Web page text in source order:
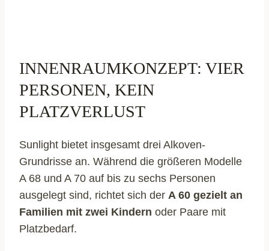
INNENRAUMKONZEPT: VIER
PERSONEN, KEIN
PLATZVERLUST
Sunlight bietet insgesamt drei Alkoven-
Grundrisse an. Während die größeren Modelle
A 68 und A 70 auf bis zu sechs Personen
ausgelegt sind, richtet sich der A 60 gezielt an
Familien mit zwei Kindern oder Paare mit
Platzbedarf.